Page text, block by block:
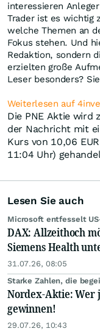
interessieren
Trader ist es wichtig
welche Themen an
Fokus stehen. Und
Redaktion, sondern
erzielten große
Leser besonders?
Weiterlesen auf
Die PNE Aktie
der Nachricht mit
Kurs von 10,06 EUR
11:04 Uhr)
Lesen Sie auch
Microsoft entfesselt
DAX: Allzeithoch
Siemens Health
31.07.26, 08:05
Starke Zahlen, die
Nordex-Aktie: Wer
gewinnen!
29.07.26, 10:43